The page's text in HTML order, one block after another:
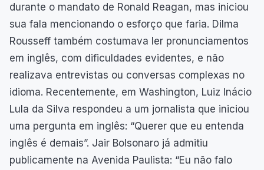
durante o mandato de Ronald Reagan, mas iniciou
sua fala mencionando o esforço que faria. Dilma
Rousseff também costumava ler pronunciamentos
em inglês, com dificuldades evidentes, e não
realizava entrevistas ou conversas complexas no
idioma. Recentemente, em Washington, Luiz Inácio
Lula da Silva respondeu a um jornalista que iniciou
uma pergunta em inglês: “Querer que eu entenda
inglês é demais”. Jair Bolsonaro já admitiu
publicamente na Avenida Paulista: “Eu não falo